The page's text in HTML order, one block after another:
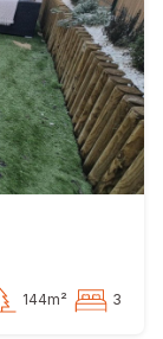
144m² 3